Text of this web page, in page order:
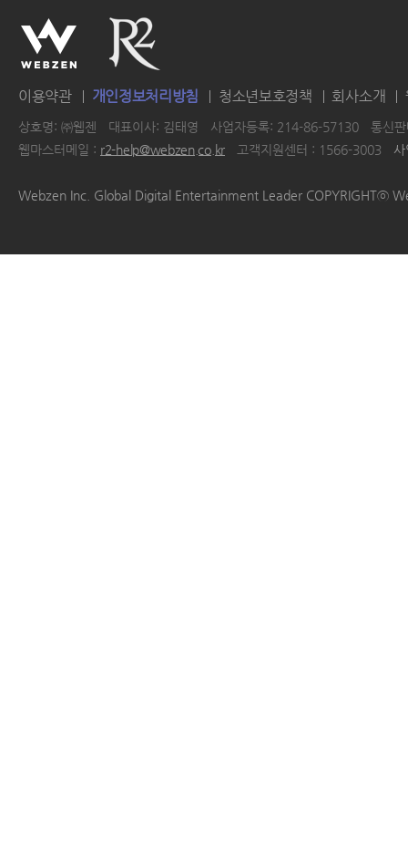
이용약관 개인정보처리방침 청소년보호정책 회사소개
상호명: ㈜웹젠 대표이사: 김태영 사업자등록: 214-86-57130
통신
웹마스터메일 : r2-help@webzen.co.kr 고객지원센터 : 1566-3003
Webzen Inc. Global Digital Entertainment Leader COPYRIGHTⓒ